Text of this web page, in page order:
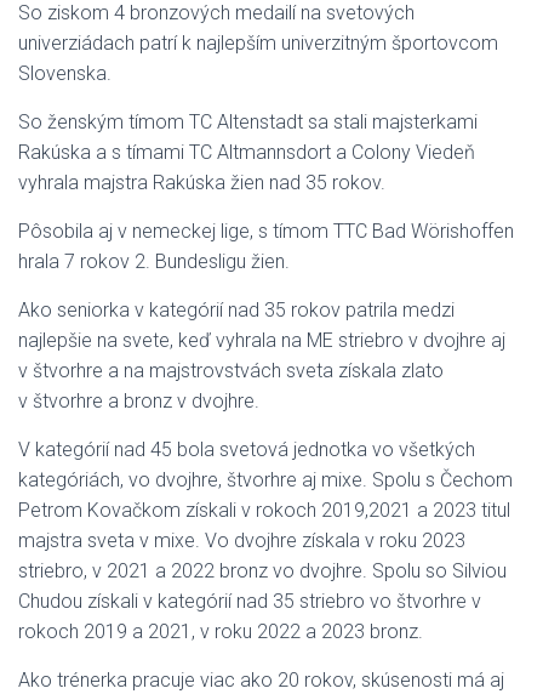
So ziskom 4 bronzových medailí na svetových
univerziádach patrí k najlepším univerzitným športovcom
Slovenska.
So ženským tímom TC Altenstadt sa stali majsterkami
Rakúska a s tímami TC Altmannsdort a Colony Viedeň
vyhrala majstra Rakúska žien nad 35 rokov.
Pôsobila aj v nemeckej lige, s tímom TTC Bad Wörishoffen
hrala 7 rokov 2. Bundesligu žien.
Ako seniorka v kategórií nad 35 rokov patrila medzi
najlepšie na svete, keď vyhrala na ME striebro v dvojhre aj
v štvorhre a na majstrovstvách sveta získala zlato
v štvorhre a bronz v dvojhre.
V kategórií nad 45 bola svetová jednotka vo všetkých
kategóriách, vo dvojhre, štvorhre aj mixe. Spolu s Čechom
Petrom Kovačkom získali v rokoch 2019,2021 a 2023 titul
majstra sveta v mixe. Vo dvojhre získala v roku 2023
striebro, v 2021 a 2022 bronz vo dvojhre. Spolu so Silviou
Chudou získali v kategórií nad 35 striebro vo štvorhre v
rokoch 2019 a 2021, v roku 2022 a 2023 bronz.
Ako trénerka pracuje viac ako 20 rokov, skúsenosti má aj